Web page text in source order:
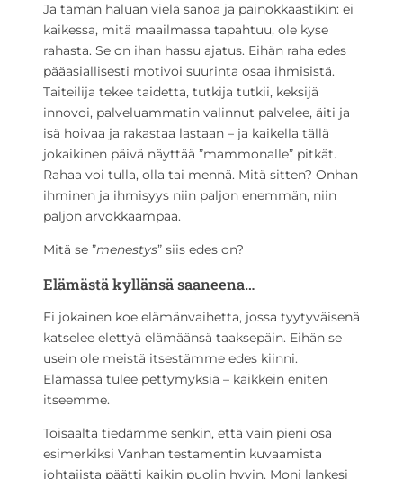
Ja tämän haluan vielä sanoa ja painokkaastikin: ei
kaikessa, mitä maailmassa tapahtuu, ole kyse
rahasta. Se on ihan hassu ajatus. Eihän raha edes
pääasiallisesti motivoi suurinta osaa ihmisistä.
Taiteilija tekee taidetta, tutkija tutkii, keksijä
innovoi, palveluammatin valinnut palvelee, äiti ja
isä hoivaa ja rakastaa lastaan – ja kaikella tällä
jokaikinen päivä näyttää ”mammonalle” pitkät.
Rahaa voi tulla, olla tai mennä. Mitä sitten? Onhan
ihminen ja ihmisyys niin paljon enemmän, niin
paljon arvokkaampaa.
Mitä se ”menestys” siis edes on?
Elämästä kyllänsä saaneena…
Ei jokainen koe elämänvaihetta, jossa tyytyväisenä
katselee elettyä elämäänsä taaksepäin. Eihän se
usein ole meistä itsestämme edes kiinni.
Elämässä tulee pettymyksiä – kaikkein eniten
itseemme.
Toisaalta tiedämme senkin, että vain pieni osa
esimerkiksi Vanhan testamentin kuvaamista
johtajista päätti kaikin puolin hyvin. Moni lankesi